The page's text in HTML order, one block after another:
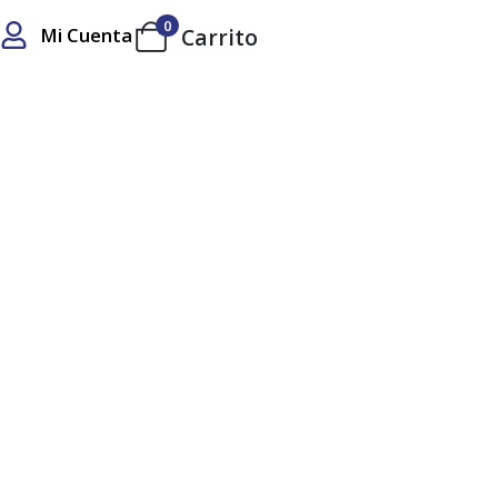
Mi Cuenta 0 Carrito